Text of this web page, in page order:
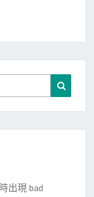
出現 bad